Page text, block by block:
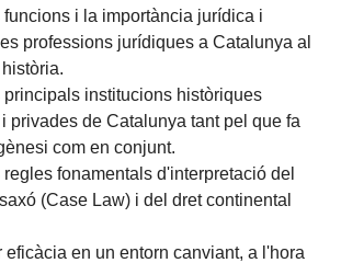
funcions i la importància jurídica i
professions jurídiques a Catalunya al
història.
principals institucions històriques
privades de Catalunya tant pel que fa
com en conjunt.
fonamentals d'interpretació del
(Case Law) i del dret continental
eficàcia en un entorn canviant, a l'hora